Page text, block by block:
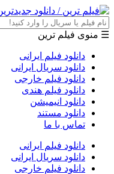
☰ منوی فیلم ترین
دانلود فیلم ایرانی
دانلود سریال ایرانی
دانلود فیلم خارجی
دانلود فیلم هندی
دانلود انیمیشن
دانلود مستند
تماس با ما
دانلود فیلم ایرانی
دانلود سریال ایرانی
دانلود فیلم خارجی